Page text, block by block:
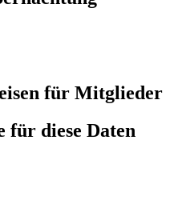
für Mitglieder
für diese Daten